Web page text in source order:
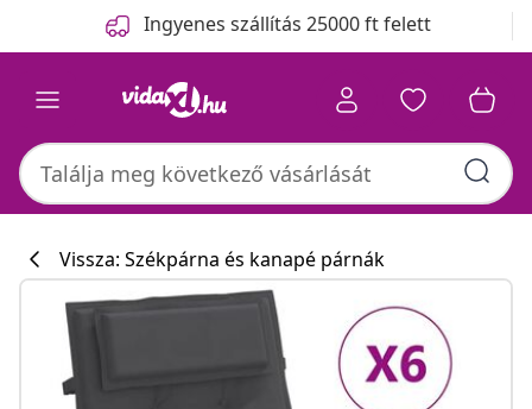
Ingyenes szállítás 25000 ft felett
Vissza: Székpárna és kanapé párnák